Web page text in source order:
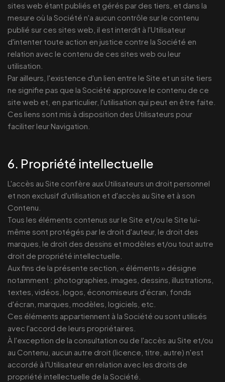
sites web étant publiés et gérés par des tiers, et dans la
mesure où la Société n'a aucun contrôle sur le contenu
publié sur ces sites web, il est interdit à l'Utilisateur
d'intenter toute action en justice contre la Société en
relation avec le contenu de ces sites web ou leur
utilisation.
Par ailleurs, l'existence d'un lien entre le Site et un site tiers
ne signifie pas que la Société approuve le contenu de ce
site web et, en particulier, l'utilisation qui peut en être faite.
Ces liens sont mis à disposition des Utilisateurs pour
faciliter leur Navigation.
6. Propriété intellectuelle
L'accès au Site confère aux Utilisateurs un droit personnel
et non exclusif d'utilisation et d'accès au Site et à son
Contenu.
Tous les éléments contenus sur le Site et/ou le Site lui-
même sont protégés par le droit d'auteur, le droit des
marques, le droit des dessins et modèles et/ou tout autre
droit de propriété intellectuelle.
Aux fins de la présente section, « éléments » désigne
notamment : photographies, images, dessins, illustrations,
textes, vidéos, logos, économiseurs d'écran, fonds
d'écran, marques, modèles, logiciels, etc.
Ces éléments appartiennent à la Société ou sont utilisés
avec l'accord de leurs propriétaires.
À l'exception de la consultation ou de l'accès au Site et/ou
au Contenu, aucun autre droit (licence, titre, autre) n'est
accordé à l'Utilisateur en relation avec les droits de
propriété intellectuelle de la Société.